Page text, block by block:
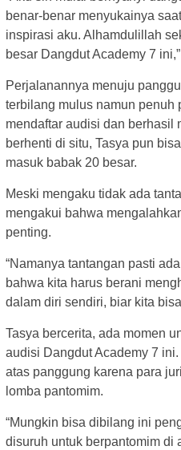
benar-benar menyukainya
inspirasi aku. Alhamdulillah
besar Dangdut Academy 7
Perjalanannya menuju
terbilang mulus namun penuh
mendaftar audisi dan berhasil
berhenti di situ, Tasya pun
masuk babak 20 besar.
Meski mengaku tidak ada
mengakui bahwa
penting.
“Namanya tantangan pasti
bahwa kita harus berani
dalam diri sendiri, biar kita
Tasya bercerita, ada momen
audisi Dangdut Academy 7
atas panggung karena para
lomba pantomim.
“Mungkin bisa dibilang ini
disuruh untuk berpantomim di